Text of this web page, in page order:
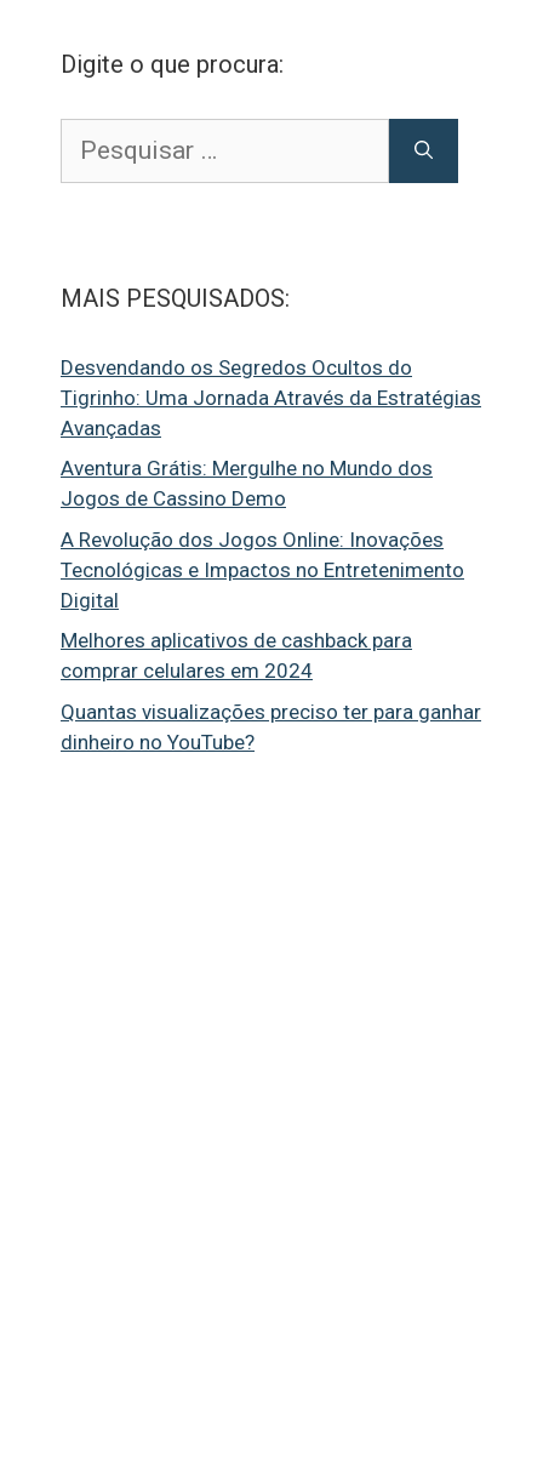
Digite o que procura:
por:
MAIS PESQUISADOS:
Desvendando os Segredos Ocultos do
Tigrinho: Uma Jornada Através da Estratégias
Avançadas
Aventura Grátis: Mergulhe no Mundo dos
Jogos de Cassino Demo
A Revolução dos Jogos Online: Inovações
Tecnológicas e Impactos no Entretenimento
Digital
Melhores aplicativos de cashback para
comprar celulares em 2024
Quantas visualizações preciso ter para ganhar
dinheiro no YouTube?